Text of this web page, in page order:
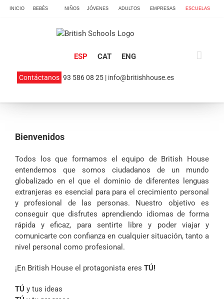
SkipINICIO BEBÉS NIÑOS JÓVENES ADULTOS EMPRESAS ESCUELAS
ESP CAT ENG
Contáctanos 93 586 08 25 | info@britishhouse.es
Bienvenidos
Todos los que formamos el equipo de British House
entendemos que somos ciudadanos de un mundo
globalizado en el que el dominio de diferentes lenguas
extranjeras es esencial para para el crecimiento personal
y profesional de las personas. Nuestro objetivo es
conseguir que disfrutes aprendiendo idiomas de forma
rápida y eficaz, para sentirte libre y poder viajar y
comunicarte con confianza en cualquier situación, tanto a
nivel personal como profesional.
¡En British House el protagonista eres TÚ!
TÚ y tus ideas